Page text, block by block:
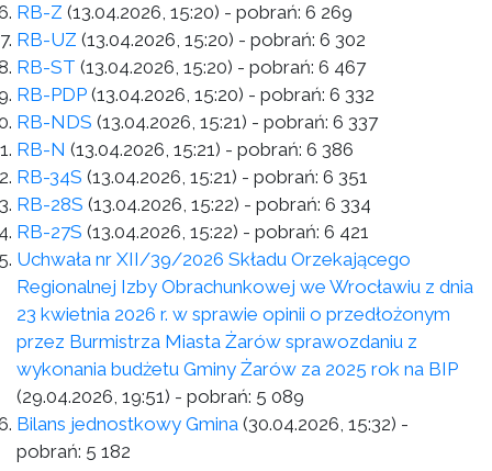
RB-Z (13.04.2026, 15:20) - pobrań: 6 269
RB-UZ (13.04.2026, 15:20) - pobrań: 6 302
RB-ST (13.04.2026, 15:20) - pobrań: 6 467
RB-PDP (13.04.2026, 15:20) - pobrań: 6 332
RB-NDS (13.04.2026, 15:21) - pobrań: 6 337
RB-N (13.04.2026, 15:21) - pobrań: 6 386
RB-34S (13.04.2026, 15:21) - pobrań: 6 351
RB-28S (13.04.2026, 15:22) - pobrań: 6 334
RB-27S (13.04.2026, 15:22) - pobrań: 6 421
Uchwała nr XII/39/2026 Składu Orzekającego
Regionalnej Izby Obrachunkowej we Wrocławiu z dnia
23 kwietnia 2026 r. w sprawie opinii o przedłożonym
przez Burmistrza Miasta Żarów sprawozdaniu z
wykonania budżetu Gminy Żarów za 2025 rok na BIP
(29.04.2026, 19:51) - pobrań: 5 089
Bilans jednostkowy Gmina (30.04.2026, 15:32) -
pobrań: 5 182